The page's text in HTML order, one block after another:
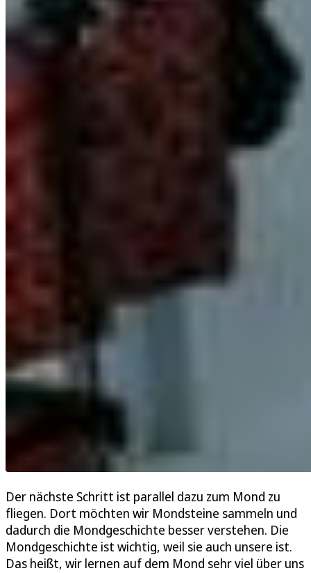
Der nächste Schritt ist parallel dazu zum Mond zu
fliegen. Dort möchten wir Mondsteine sammeln und
dadurch die Mondgeschichte besser verstehen. Die
Mondgeschichte ist wichtig, weil sie auch unsere ist.
Das heißt, wir lernen auf dem Mond sehr viel über uns